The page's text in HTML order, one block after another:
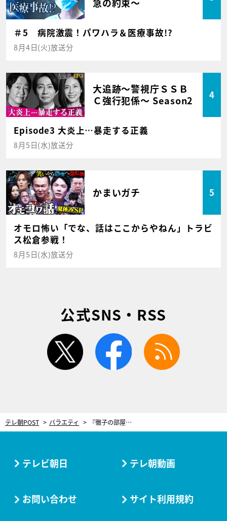
＃5 病院激震！パワハラ＆医療事故!?
8月4日(火)放送分
大追跡～警視庁ＳＳＢ
Ｃ強行犯係～ Season2
4
Episode3 大炎上…暴走する正義
8月5日(水)放送分
かまいガチ 5
オモロ怖い「でな、話はここからやねん」トラビ
ス松倉参戦！
8月5日(水)放送分
公式SNS・RSS
twitter facebook
テレ朝POST バラエティ 『徹子の部屋』2022年上半期傑作選！コシノ3姉妹はじめ家族の名場面を厳選
テレビ朝日 テレ朝動画
お問い合わせ サイト利用規約